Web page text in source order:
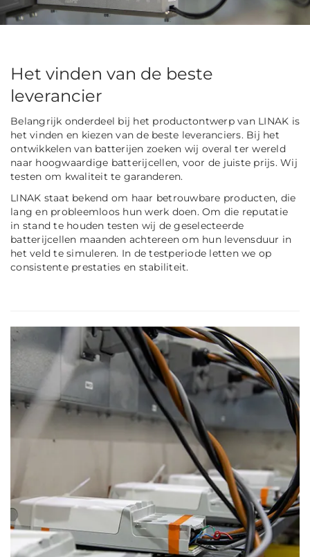
Het vinden van de beste
leverancier
Belangrijk onderdeel bij het productontwerp van LINAK is
het vinden en kiezen van de beste leveranciers. Bij het
ontwikkelen van batterijen zoeken wij overal ter wereld
naar hoogwaardige batterijcellen, voor de juiste prijs. Wij
testen om kwaliteit te garanderen.
LINAK staat bekend om haar betrouwbare producten, die
lang en probleemloos hun werk doen. Om die reputatie
in stand te houden testen wij de geselecteerde
batterijcellen maanden achtereen om hun levensduur in
het veld te simuleren. In de testperiode letten we op
consistente prestaties en stabiliteit.